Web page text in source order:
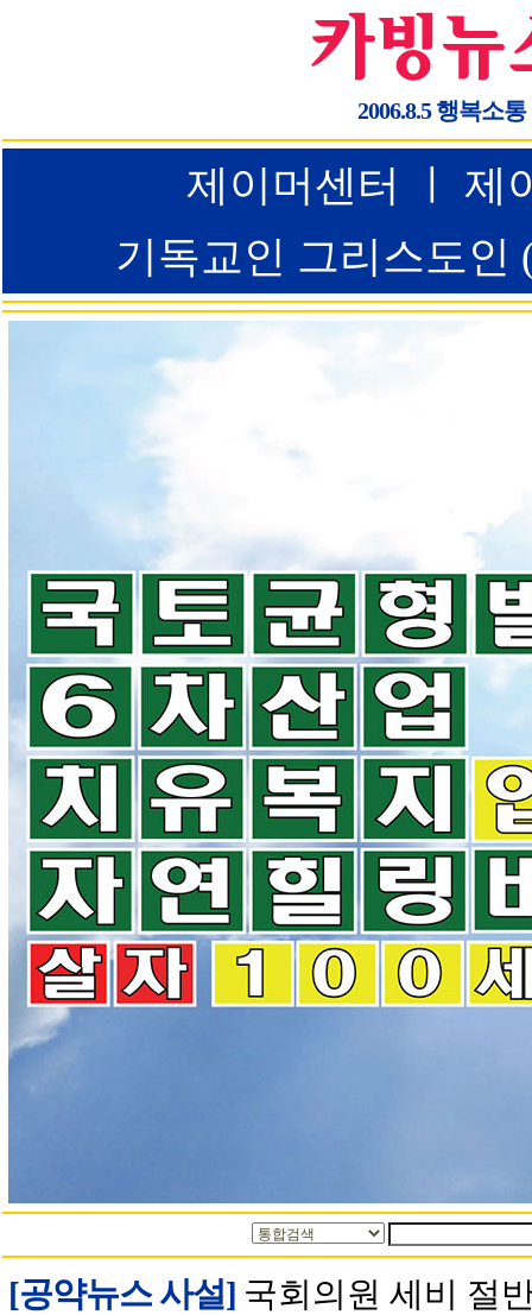
2006.8.5 행복소통
제이머센터 ㅣ 제
기독교인 그리스도인
[공약뉴스 사설] 국회의원 세비 절